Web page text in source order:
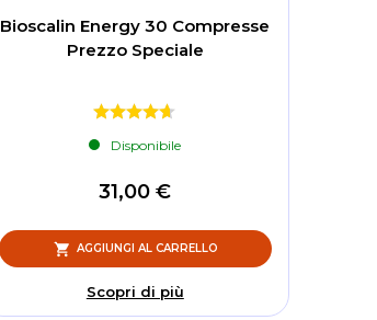
Bioscalin Energy 30 Compresse
Prezzo Speciale
Disponibile
31,00 €
AGGIUNGI AL CARRELLO
Scopri di più